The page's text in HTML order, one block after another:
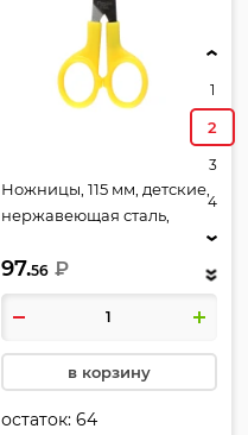
Ножницы, 115 мм, детские,
нержавеющая сталь,
Маляка, НККМ115
97.56 ₽
в корзину
остаток:64
1
2
3
4